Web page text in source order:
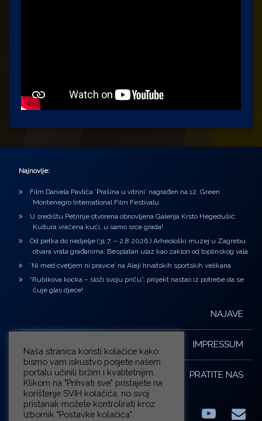
Najnovije:
Film Daniela Pavlića ‘Prašina u vitrini’ nagrađen na 12. Green
Montenegro International Film Festivalu
U središtu Petrinje otvorena obnovljena Galerija Krsto Hegedušić:
Kultura vraćena kući, u samo srce grada!
Od petka do nedjelje (31.7. – 2.8.2026.) Arheološki muzej u Zagrebu
otvara vrata građanima: Besplatan ulaz kao zaklon od toplinskog vala
‘Ni med cvetjem ni pravice’ na Aleji hrvatskih sportskih velikana
“Rubikova kocka – složi svoju priču”, projekt nastao iz potrebe da se
čuje glas djece!
NAJAVE
IMPRESSUM
PRATITE NAS
Naša stranica koristi kolačiće kako
bismo vam iskustvo posjete našem
portalu učinili bržim i kvalitetnijim.
Klikom na "Prihvati sve" pristajete na
korištenje SVIH kolačića, no svoj
pristanak možete kontrolirati kroz
izbornik "Postavke kolačića".